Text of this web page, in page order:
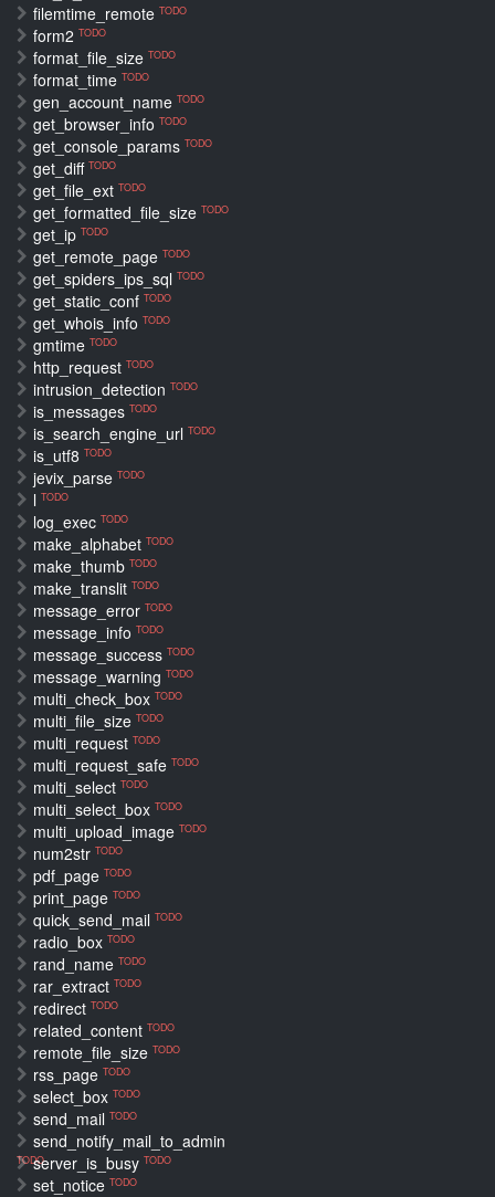
filemtime_remote TODO
form2 TODO
format_file_size TODO
format_time TODO
gen_account_name TODO
get_browser_info TODO
get_console_params TODO
get_diff TODO
get_file_ext TODO
get_formatted_file_size TODO
get_ip TODO
get_remote_page TODO
get_spiders_ips_sql TODO
get_static_conf TODO
get_whois_info TODO
gmtime TODO
http_request TODO
intrusion_detection TODO
is_messages TODO
is_search_engine_url TODO
is_utf8 TODO
jevix_parse TODO
l TODO
log_exec TODO
make_alphabet TODO
make_thumb TODO
make_translit TODO
message_error TODO
message_info TODO
message_success TODO
message_warning TODO
multi_check_box TODO
multi_file_size TODO
multi_request TODO
multi_request_safe TODO
multi_select TODO
multi_select_box TODO
multi_upload_image TODO
num2str TODO
pdf_page TODO
print_page TODO
quick_send_mail TODO
radio_box TODO
rand_name TODO
rar_extract TODO
redirect TODO
related_content TODO
remote_file_size TODO
rss_page TODO
select_box TODO
send_mail TODO
send_notify_mail_to_admin
TODOserver_is_busy TODO
set_notice TODO